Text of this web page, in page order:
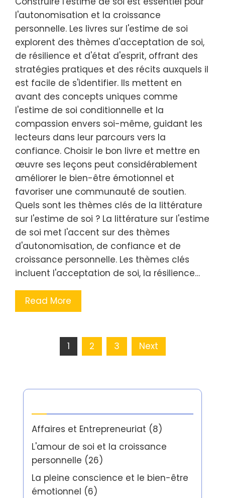
l'autonomisation et la croissance
personnelle. Les livres sur l'estime de soi
explorent des thèmes d'acceptation de soi,
de résilience et d'état d'esprit, offrant des
stratégies pratiques et des récits auxquels il
est facile de s'identifier. Ils mettent en
avant des concepts uniques comme
l'estime de soi conditionnelle et la
compassion envers soi-même, guidant les
lecteurs dans leur parcours vers la
confiance. Choisir le bon livre et mettre en
œuvre ses leçons peut considérablement
améliorer le bien-être émotionnel et
favoriser une communauté de soutien.
Quels sont les thèmes clés de la littérature
sur l'estime de soi ? La littérature sur l'estime
de soi met l'accent sur des thèmes
d'autonomisation, de confiance et de
croissance personnelle. Les thèmes clés
incluent l'acceptation de soi, la résilience…
Read More
1 2 3 Next
Affaires et Entrepreneuriat (8)
L'amour de soi et la croissance
personnelle (26)
La pleine conscience et le bien-être
émotionnel (6)